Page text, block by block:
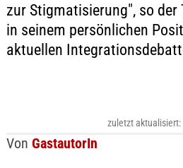
zur Stigmatisierung", so der
in seinem persönlichen
aktuellen
Von GastautorIn
zuletzt